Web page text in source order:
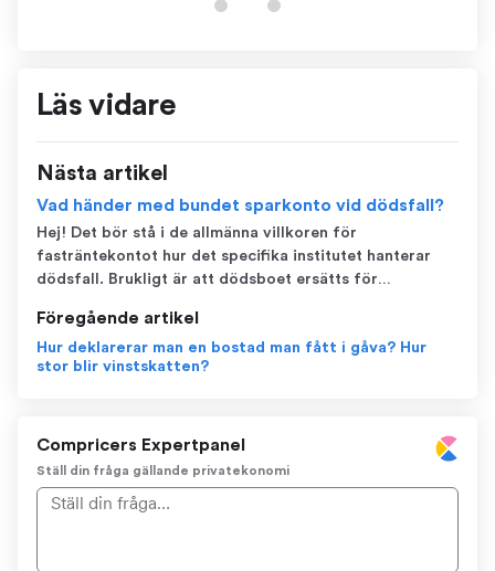
Läs vidare
Nästa artikel
Vad händer med bundet sparkonto vid dödsfall?
Hej! Det bör stå i de allmänna villkoren för
fasträntekontot hur det specifika institutet hanterar
dödsfall. Brukligt är att dödsboet ersätts för
uttags- eller överföringsdagen. /Emma
Föregående artikel
Hur deklarerar man en bostad man fått i gåva? Hur
stor blir vinstskatten?
Compricers Expertpanel
Ställ din fråga gällande privatekonomi